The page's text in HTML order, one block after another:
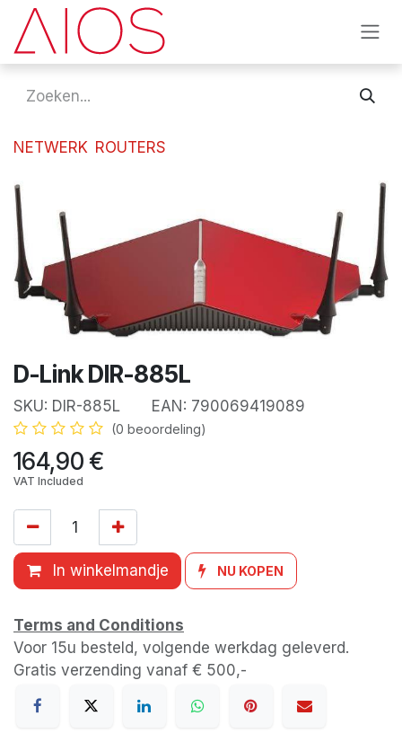
Overslaan naar inhoud
NETWERK ROUTERS
D-Link DIR-885L
SKU: DIR-885L EAN: 790069419089
(0 beoordeling)
164,90€
VAT Included
In winkelmandje NU KOPEN
Terms and Conditions
Voor 15u besteld, volgende werkdag geleverd.
Gratis verzending vanaf € 500,-